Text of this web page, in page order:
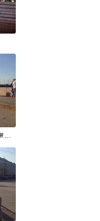
#набережная #людигуляют #биржевоймост